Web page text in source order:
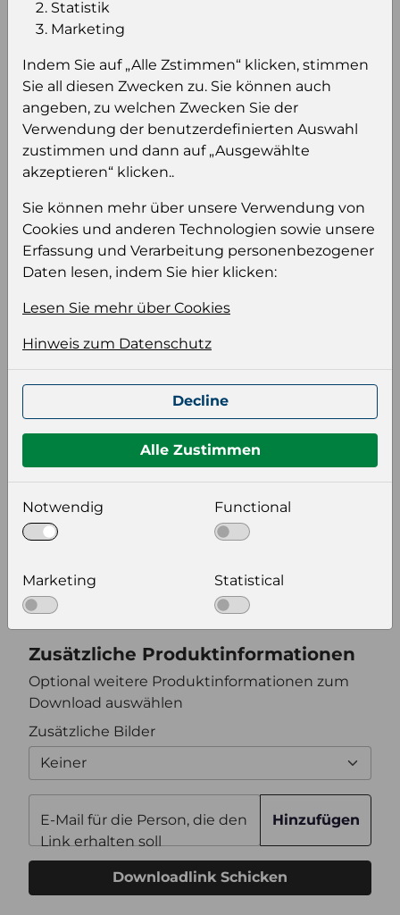
Einloggen um den Preis zu
sehen
Sie müssen eingeloggt sein, um Preise zu
sehen und/oder dieses Produkt zu kaufen.
Einloggen Anmeldung für B2B Konto
Wählen Sie eine Sprache und ein Format für
Ihre Produktdatei aus
Sprache
Format auswählen
Bildeinstellungen
wählen Sie eine Auflösung für Ihr Bild aus
Bildauflösung
Zusätzliche Produktinformationen
Optional weitere Produktinformationen zum
Download auswählen
Zusätzliche Bilder
Keiner
E-Mail für die Person, die den
Link erhalten soll
Hinzufügen
Downloadlink Schicken
Statistik
Marketing
Indem Sie auf „Alle Zstimmen“ klicken, stimmen
Sie all diesen Zwecken zu. Sie können auch
angeben, zu welchen Zwecken Sie der
Verwendung der benutzerdefinierten Auswahl
zustimmen und dann auf „Ausgewählte
akzeptieren“ klicken..
Sie können mehr über unsere Verwendung von
Cookies und anderen Technologien sowie unsere
Erfassung und Verarbeitung personenbezogener
Daten lesen, indem Sie hier klicken:
Lesen Sie mehr über Cookies
Hinweis zum Datenschutz
Decline
Alle Zustimmen
Notwendig Functional
Marketing Statistical